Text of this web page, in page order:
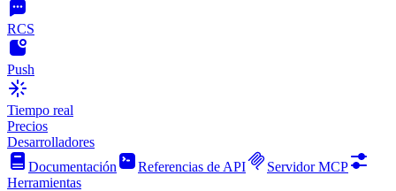
RCS
Push
Tiempo real
Precios
Desarrolladores
Documentación
Referencias de API
Servidor MCP
Herramientas